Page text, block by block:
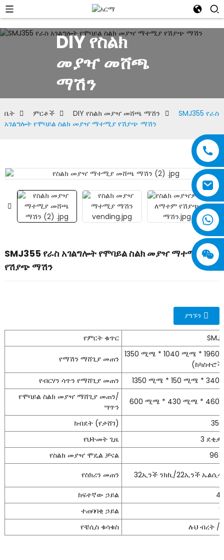
DIY የስልክ
መያዣ መሸጫ
ማሽን
ቤት ምርቶች DIY የስልክ መያዣ መሸጫ ማሽን
SMJ355 የራስ
አገልግሎት የሞባይል ስልክ መያዣ ማተሚያ የሽያጭ ማሽን
SMJ355 የራስ አገልግሎት የሞባይል ስልክ መያዣ ማተሚያ
የሽያጭ ማሽን
ያግኙን
የምርት ቁጥር
የማሽን ማሸጊያ መጠን 1350 ሚሜ * 1040 ሚሜ *
የብርሃን ሳጥን የማሸጊያ መጠን
1350 ሚሜ * 150 ሚሜ *
የሞባይል ስልክ መያዣ ማሸጊያ መጠን/
ሣጥን
600 ሚሜ * 430 ሚሜ *
ክብደት (የታሸገ)
የህትመት ጊዜ
3 ደቂቃ
የስልክ መያዣ ሞዴል ቻናል
96
የስክሪን መጠን
32ኢንች ንክኪ/22ኢንች
ከፍተኛው ኃይል
ተጠባባቂ ኃይል
የቼሲስ ቁሳቁስ
ሉህ ብረት /